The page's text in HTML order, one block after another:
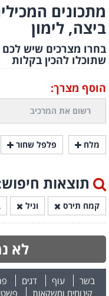
מתכונים
ביצה, לימון
בחרו מצרכים שיש לכם
שתוכלו להכין בקלות
הוסף מצרך:
מלח פלפל שחור
תוצאות
קמח תירס וניל
לא
בשר עוף דגים
קינוחים ומשקאות